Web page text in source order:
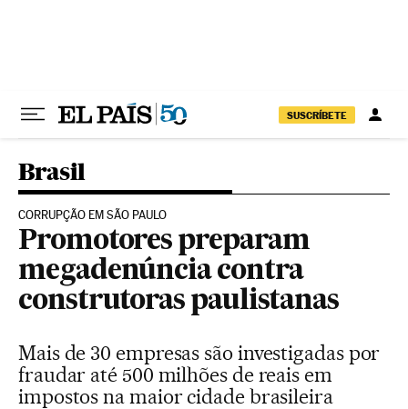
SUSCRÍBETE
Brasil
CORRUPÇÃO EM SÃO PAULO
Promotores preparam
megadenúncia contra
construtoras paulistanas
Mais de 30 empresas são investigadas por
fraudar até 500 milhões de reais em
impostos na maior cidade brasileira